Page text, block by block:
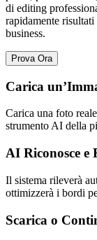
di editing
rapidamente
business.
Prova Ora
Carica
Carica una foto
strumento AI della
AI Riconosce e
Il sistema rileverà
ottimizzerà i bordi
Scarica o